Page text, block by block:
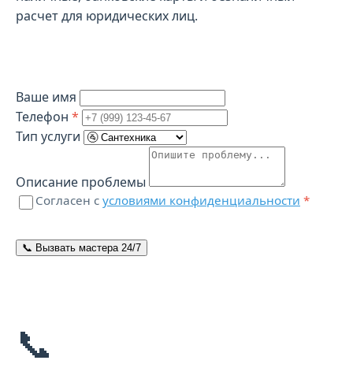
расчет для юридических лиц.
Ваше имя
Телефон *
Тип услуги
Описание проблемы
Согласен с условиями конфиденциальности *
📞 Вызвать мастера 24/7
📞